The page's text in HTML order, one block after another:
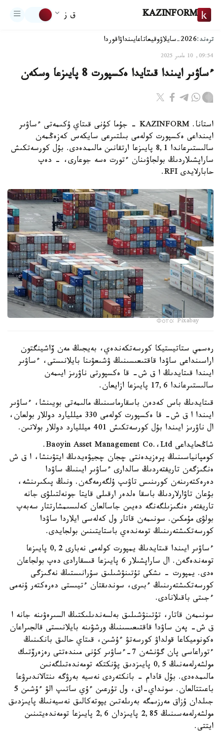
KAZINFORM ق ز
ترەند:2026-سايلاۋ وقيعاتاعايىنداۋاقوردا
09:54, 10 مامىر 2025
ءساۋىر ايىندا قىتايدا ەكسپورت 8 پايىزعا وسكەن
استانا. KAZINFORM - جۇما كۇنى قىتاي ۇكىمەتى ءساۋىر
ايىنداعى ەكسپورت كولەمى بىلتىرعى سايكەس كەزەڭمەن
سالىستىرعاندا 8,1 پايىزعا ارتقانىن مالىمدەدى. بۇل كورسەتكىش
ساراپشىلاردىڭ بولجاۋىنان ءتورت ەسە جوعارى، - دەپ
حابارلايدى RFI.
Фото: Pixabay
رەسمي ستاتيستيكا كورسەتكەندەي، بەيجىڭ مەن ۆاشينگتون
اراسىنداعى ساۋدا قاقتىعىسىنىڭ ۋشىعۋىنا بايلانىستى، ءساۋىر
ايىندا قىتايدىڭ ا ق ش- قا ەكسپورتى ناۋرىز ايىمەن
سالىستىرعاندا 17,6 پايىزعا ازايعان.
قىتايدىڭ باس كەدەن باسقارماسىنىڭ مالىمەتى بويىنشا، ءساۋىر
ايىندا ا ق ش- قا ەكسپورت كولەمى 330 ميلليارد دوللار بولعان،
ال ناۋرىز ايىندا بۇل كورسەتكىش 401 ميلليارد دوللار بولاتىن.
شاڭحايداعى Baoyin Asset Management Co.،Ltd.
كومپانياسىنىڭ پرەزيدەنتى چجان چجيۋەيدىڭ ايتۋىنشا، ا ق ش
ەنگىزگەن تاريفتەردىڭ سالدارى ءساۋىر ايىنىڭ ساۋدا
دەرەكتەرىنەن كورىنىس تاۋىپ ۇلگەرمەگەن. ونىڭ پىكىرىنشە،
بۇعان تاۋارلاردىڭ باسقا ەلدەر ارقىلى قايتا جونەلتىلۋى جانە
تاريفتەر ەنگىزىلگەنگە دەيىن جاسالعان كەلىسىمشارتتار سەبەپ
بولۋى مۇمكىن. سونىمەن قاتار ول كەلەسى ايلاردا ساۋدا
كورسەتكىشتەرىنىڭ تومەندەي باستايتىنىن بولجايدى.
ءساۋىر ايىندا قىتايدىڭ يمپورت كولەمى نەبارى 0,2 پايىزعا
تومەندەگەن. ال ساراپشىلار 6 پايىزعا قىسقارادى دەپ بولجاعان
ەدى. يمپورت - ىشكى تۇتىنۋشىلىق سۇرانىستىڭ نەگىزگى
كورسەتكىشتەرىنىڭ ءبىرى، سوندىقتان ءتيىستى دەرەكتەر ۇنەمى
ءجىتى باقىلانادى.
سونىمەن قاتار، تۇتىنۋشىلىق بەلسەندىلىكتىڭ السىرەۋىنە جانە ا
ق ش- پەن ساۋدا قاقتىعىسىنىڭ ورشۋىنە بايلانىستى قالجىراعان
ەكونوميكاعا قولداۋ كورسەتۋ ءۇشىن، قىتاي حالىق بانكىنىڭ
ءتوراعاسى پان گۋنشەن 7-ءساۋىر كۇنى مىندەتتى رەزەرۆتىك
مولشەرلەمەنىڭ 0,5 پايىزدىق پۋنكتكە تومەندەتىلگەنىن
مالىمدەدى. بۇل قادام - بانكتەردى نەسيە بەرۋگە ىنتالاندىرۋعا
باعىتتالعان. سونداي-اق، ول تۇرعىن ءۇي ساتىپ الۋ ءۇشىن 5
جىلدان ۇزاق مەرزىمگە بەرىلەتىن يپوتەكالىق نەسيەنىڭ پايىزدىق
مولشەرلەمەسىنىڭ 2,85 پايىزدان 2,6 پايىزعا تومەندەيتىنىن
ايتتى.